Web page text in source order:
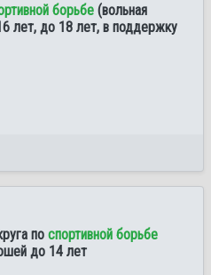
борьбе (вольная
лет, до 18 лет, в поддержку
по спортивной борьбе
до 14 лет